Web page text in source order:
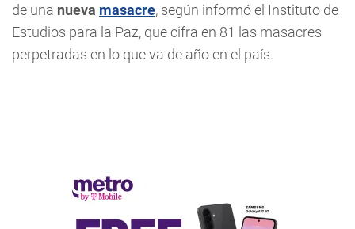
de una nueva masacre, según informó el Instituto de
Estudios para la Paz, que cifra en 81 las masacres
perpetradas en lo que va de año en el país.